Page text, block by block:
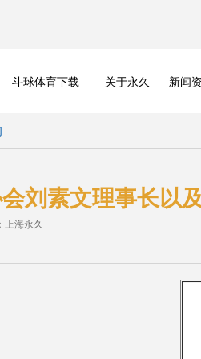
斗球体育下载 关于永久 新闻
刘素文理事长以
上海永久